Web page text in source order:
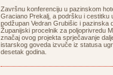
Završnu konferenciju u pazinskom
Graciano Prekalj, a podršku i cestitku
podžupan Vedran Grubišic i pazinska
Županijski procelnik za poljoprivredu
značaj ovog projekta sprječavanje
istarskog goveda izvuče iz statusa
desetak godina.